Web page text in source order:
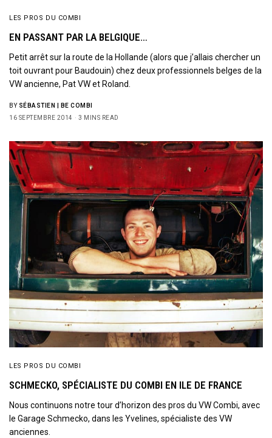
LES PROS DU COMBI
EN PASSANT PAR LA BELGIQUE…
Petit arrêt sur la route de la Hollande (alors que j’allais chercher un
toit ouvrant pour Baudouin) chez deux professionnels belges de la
VW ancienne, Pat VW et Roland.
BY SÉBASTIEN | BE COMBI
16 SEPTEMBRE 2014
3 MINS READ
LES PROS DU COMBI
SCHMECKO, SPÉCIALISTE DU COMBI EN ILE DE FRANCE
Nous continuons notre tour d’horizon des pros du VW Combi, avec
le Garage Schmecko, dans les Yvelines, spécialiste des VW
anciennes.